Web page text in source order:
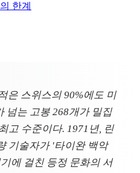
한계
은 스위스의 90%에도 미
넘는 고봉 268개가 밀집
고 수준이다. 1971년, 린
기술자가 '타이완 백악
에 걸친 등정 문화의 서